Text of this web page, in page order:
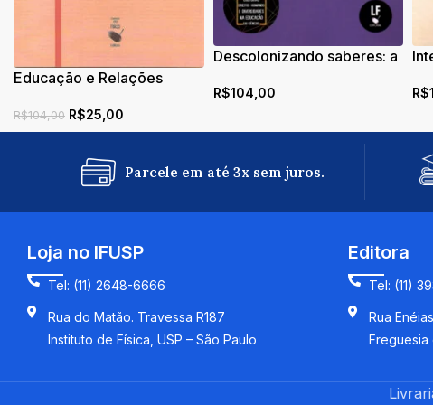
Educação e Relações
Historicidade
R$104,00 R$25,00
Descolonizando saberes: a
de ciências
R$104,00 R$
Parcele em até 3x sem juros.
Loja no IFUSP
Tel: (11) 2648-6666
Rua do Matão. Travessa R187
Instituto de Física, USP – São Paulo
Editora
Tel: (11)
Rua
Freguesia